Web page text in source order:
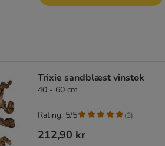
Trixie sandblæst vinstok
40 - 60 cm
212,90 kr
Rating: 5/5 (3)